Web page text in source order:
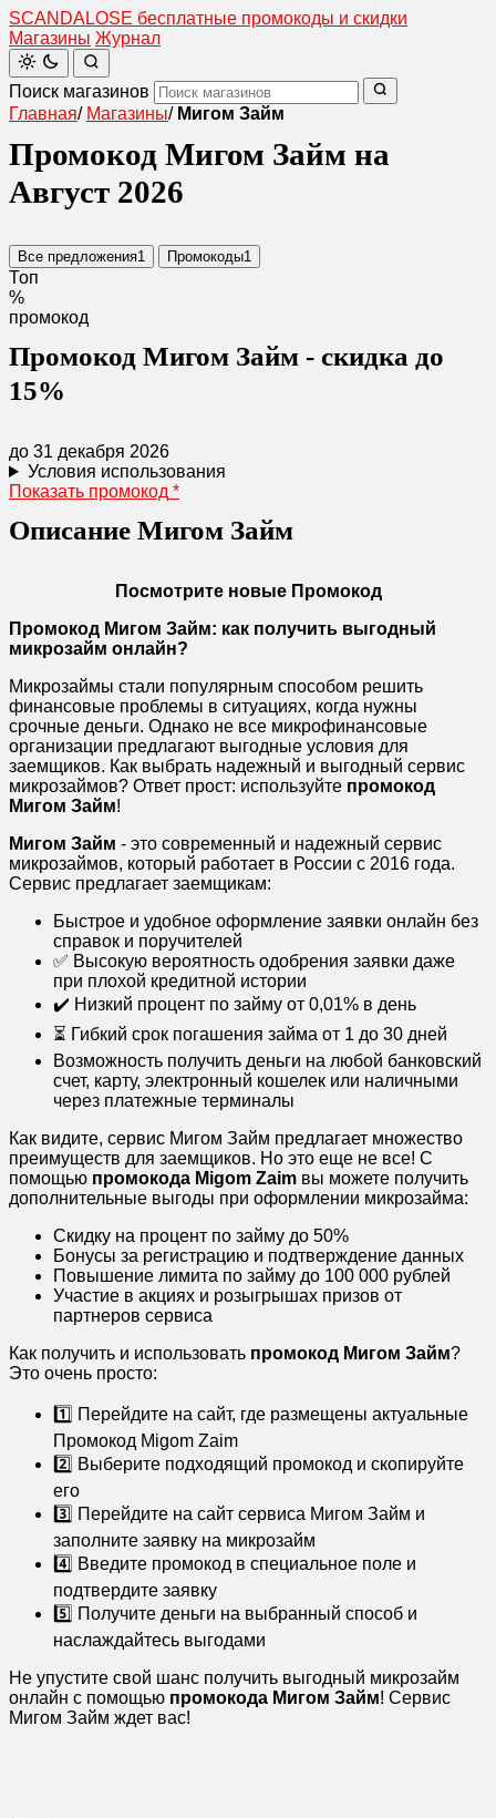
SCANDALOSE бесплатные промокоды и скидки
Магазины Журнал
Поиск магазинов
Главная/ Магазины/ Мигом Займ
Промокод Мигом Займ на
Август 2026
Все предложения1 Промокоды1
Топ
%
промокод
Промокод Мигом Займ - скидка до
15%
до 31 декабря 2026
Условия использования
Показать промокод *
Описание Мигом Займ
Посмотрите новые Промокод
Промокод Мигом Займ: как получить выгодный
микрозайм онлайн?
Микрозаймы стали популярным способом решить
финансовые проблемы в ситуациях, когда нужны
срочные деньги. Однако не все микрофинансовые
организации предлагают выгодные условия для
заемщиков. Как выбрать надежный и выгодный сервис
микрозаймов? Ответ прост: используйте промокод
Мигом Займ!
Мигом Займ - это современный и надежный сервис
микрозаймов, который работает в России с 2016 года.
Сервис предлагает заемщикам:
Быстрое и удобное оформление заявки онлайн без
справок и поручителей
✅ Высокую вероятность одобрения заявки даже
при плохой кредитной истории
✔️ Низкий процент по займу от 0,01% в день
⏳ Гибкий срок погашения займа от 1 до 30 дней
Возможность получить деньги на любой банковский
счет, карту, электронный кошелек или наличными
через платежные терминалы
Как видите, сервис Мигом Займ предлагает множество
преимуществ для заемщиков. Но это еще не все! С
помощью промокода Migom Zaim вы можете получить
дополнительные выгоды при оформлении микрозайма:
Скидку на процент по займу до 50%
Бонусы за регистрацию и подтверждение данных
Повышение лимита по займу до 100 000 рублей
Участие в акциях и розыгрышах призов от
партнеров сервиса
Как получить и использовать промокод Мигом Займ?
Это очень просто:
1️⃣ Перейдите на сайт, где размещены актуальные
Промокод Migom Zaim
2️⃣ Выберите подходящий промокод и скопируйте
его
3️⃣ Перейдите на сайт сервиса Мигом Займ и
заполните заявку на микрозайм
4️⃣ Введите промокод в специальное поле и
подтвердите заявку
5️⃣ Получите деньги на выбранный способ и
наслаждайтесь выгодами
Не упустите свой шанс получить выгодный микрозайм
онлайн с помощью промокода Мигом Займ! Сервис
Мигом Займ ждет вас!